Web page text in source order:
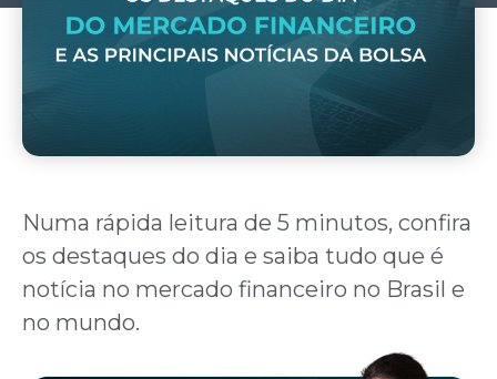
Numa rápida leitura de 5 minutos, confira
os destaques do dia e saiba tudo que é
notícia no mercado financeiro no Brasil e
no mundo.